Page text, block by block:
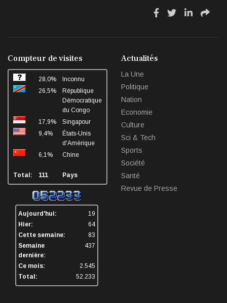
fa
fa
fa
fa
Compteur de visites
28,0%
Inconnu
26,5%
République
Démocratique
du Congo
17,9%
Singapour
9,4%
États-Unis
d'Amérique
6,1%
Chine
Total: 111 Pays
Aujourd'hui:
19
Hier:
64
Cette semaine:
83
Semaine
dernière:
437
Ce mois:
2.545
Total:
52.233
Actualités
La Une
Politique
Nation
Economie
Culture
Sci & Tech
Sports
Société
Santé
Revue de Presse